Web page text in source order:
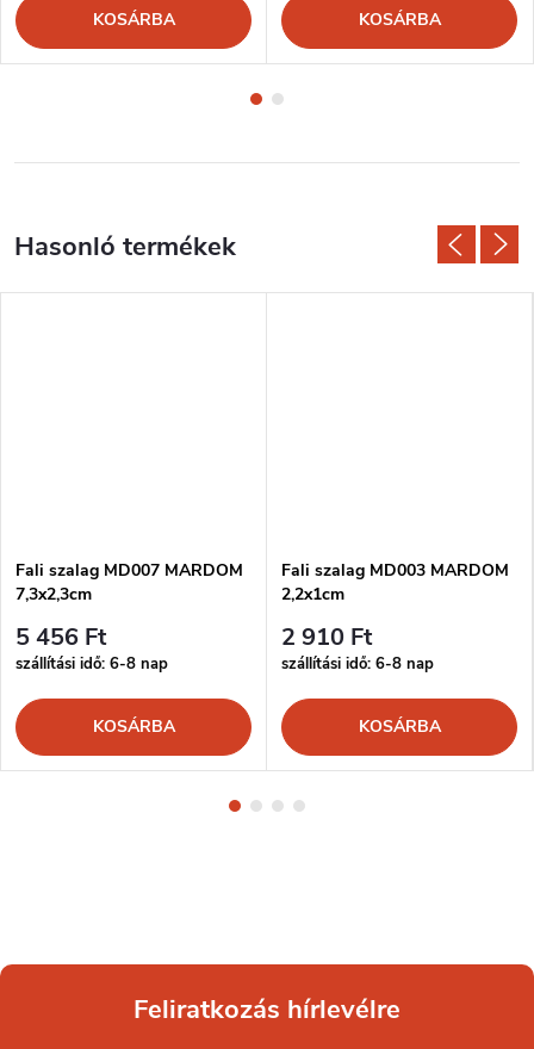
KOSÁRBA KOSÁRBA
Fali szalag MD007 MARDOM
7,3x2,3cm
5 456 Ft
szállítási idő: 6-8 nap
KOSÁRBA
Fali szalag MD003 MARDOM
2,2x1cm
2 910 Ft
szállítási idő: 6-8 nap
KOSÁRBA
Feliratkozás hírlevélre